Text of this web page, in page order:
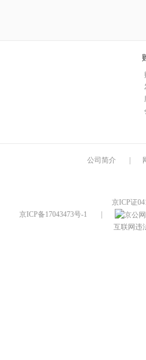
公司简介
京ICP证
京ICP备17043473号-1
互联网违